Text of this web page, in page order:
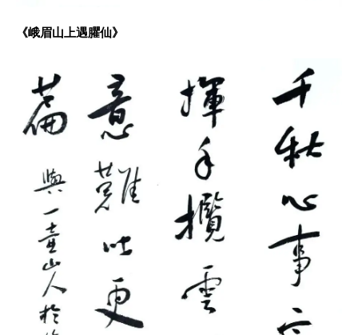
《峨眉山上遇臞仙》